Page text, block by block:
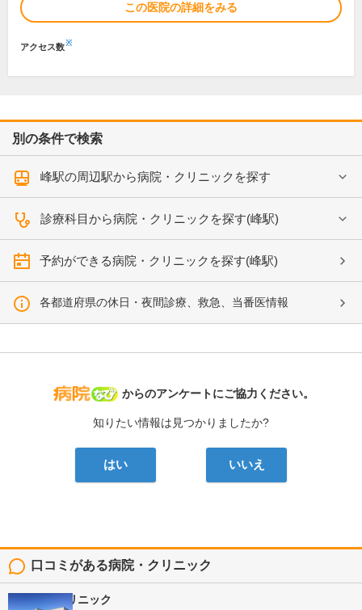
この医院の詳細をみる
アクセス数※
別の条件で検索
峰駅の周辺駅から病院・クリニックを探す
診療科目から病院・クリニックを探す(峰駅)
予約ができる病院・クリニックを探す(峰駅)
各都道府県の休日・夜間診療、救急、当番医情報
病院なび
からのアンケートにご協力ください。
知りたい情報は見つかりましたか?
はい いいえ
口コミがある病院・クリニック
ほり眼科クリニック